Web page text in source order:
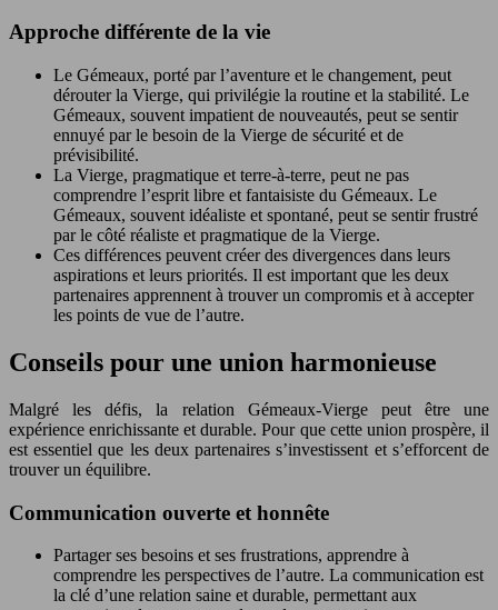
Approche différente de la vie
Le Gémeaux, porté par l’aventure et le changement, peut
dérouter la Vierge, qui privilégie la routine et la stabilité. Le
Gémeaux, souvent impatient de nouveautés, peut se sentir
ennuyé par le besoin de la Vierge de sécurité et de
prévisibilité.
La Vierge, pragmatique et terre-à-terre, peut ne pas
comprendre l’esprit libre et fantaisiste du Gémeaux. Le
Gémeaux, souvent idéaliste et spontané, peut se sentir frustré
par le côté réaliste et pragmatique de la Vierge.
Ces différences peuvent créer des divergences dans leurs
aspirations et leurs priorités. Il est important que les deux
partenaires apprennent à trouver un compromis et à accepter
les points de vue de l’autre.
Conseils pour une union harmonieuse
Malgré les défis, la relation Gémeaux-Vierge peut être une
expérience enrichissante et durable. Pour que cette union prospère, il
est essentiel que les deux partenaires s’investissent et s’efforcent de
trouver un équilibre.
Communication ouverte et honnête
Partager ses besoins et ses frustrations, apprendre à
comprendre les perspectives de l’autre. La communication est
la clé d’une relation saine et durable, permettant aux